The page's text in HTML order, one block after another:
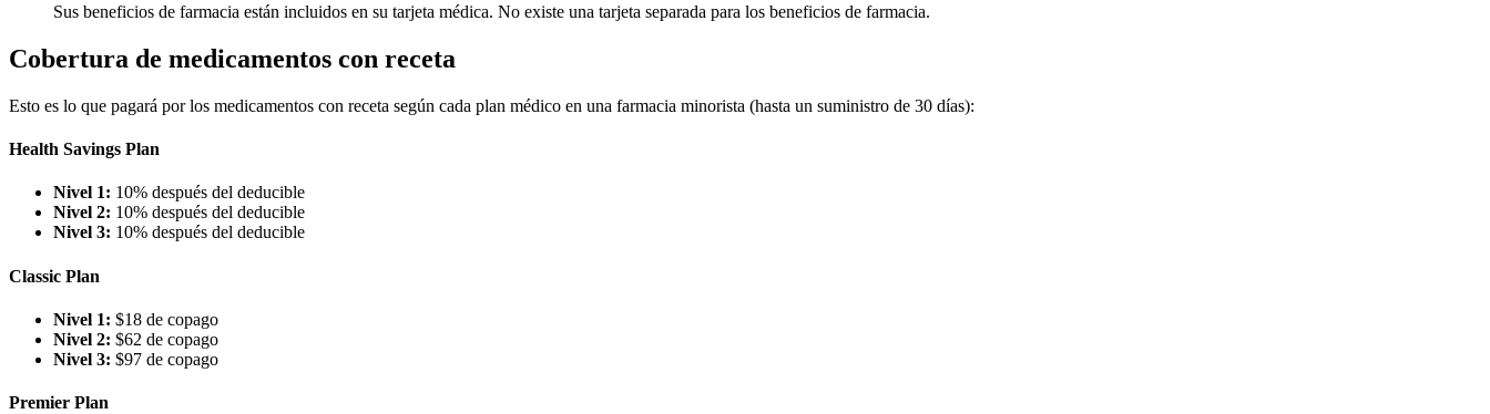
Sus beneficios de farmacia están incluidos en su tarjeta médica. No existe una tarjeta separada para los beneficios de farmacia.
Cobertura de medicamentos con receta
Esto es lo que pagará por los medicamentos con receta según cada plan médico en una farmacia minorista (hasta un suministro de 30 días):
Health Savings Plan
Nivel 1: 10% después del deducible
Nivel 2: 10% después del deducible
Nivel 3: 10% después del deducible
Classic Plan
Nivel 1: $18 de copago
Nivel 2: $62 de copago
Nivel 3: $97 de copago
Premier Plan